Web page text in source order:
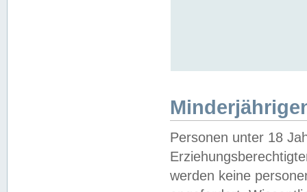
Personen unter 18
werden keine